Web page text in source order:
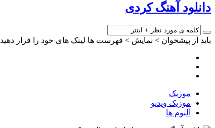
دانلود آهنگ کردی
باید از پیشخوان > نمایش > فهرست ها لینک های خود را قرار دهید
موزیک
موزیک ویدیو
آلبوم ها